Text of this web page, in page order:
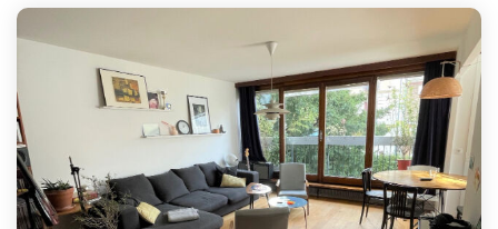
ESPACE CLIENTS